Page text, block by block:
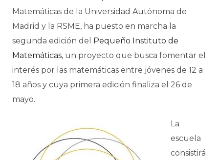
Matemáticas de la Universidad Autónoma de
Madrid y la RSME, ha puesto en marcha la
segunda edición del Pequeño Instituto de
Matemáticas, un proyecto que busca fomentar el
interés por las matemáticas entre jóvenes de 12 a
18 años y cuya primera edición finaliza el 26 de
mayo.
La
escuela
consistirá